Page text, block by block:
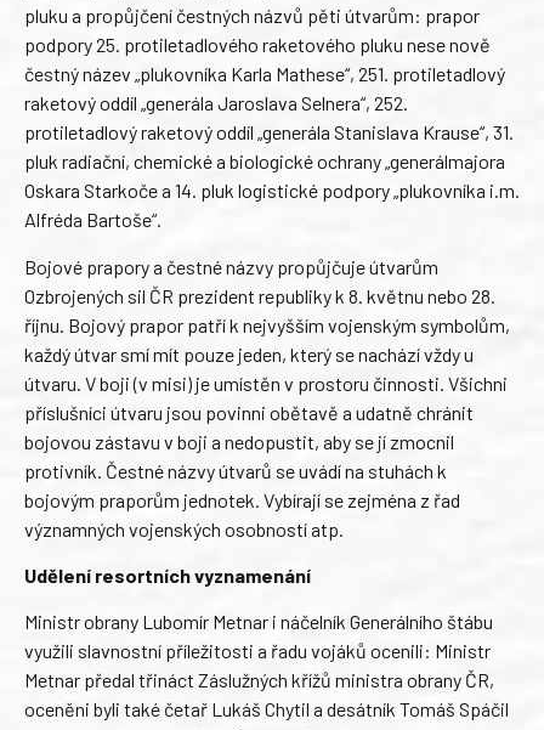
pluku a propůjčení čestných názvů pěti útvarům: prapor
podpory 25. protiletadlového raketového pluku nese nově
čestný název „plukovníka Karla Mathese“, 251. protiletadlový
raketový oddíl „generála Jaroslava Selnera“, 252.
protiletadlový raketový oddíl „generála Stanislava Krause“, 31.
pluk radiační, chemické a biologické ochrany „generálmajora
Oskara Starkoče a 14. pluk logistické podpory „plukovníka i.m.
Alfréda Bartoše“.
Bojové prapory a čestné názvy propůjčuje útvarům
Ozbrojených sil ČR prezident republiky k 8. květnu nebo 28.
říjnu. Bojový prapor patří k nejvyšším vojenským symbolům,
každý útvar smí mít pouze jeden, který se nachází vždy u
útvaru. V boji (v misi) je umístěn v prostoru činnosti. Všichni
příslušníci útvaru jsou povinni obětavě a udatně chránit
bojovou zástavu v boji a nedopustit, aby se jí zmocnil
protivník. Čestné názvy útvarů se uvádí na stuhách k
bojovým praporům jednotek. Vybírají se zejména z řad
významných vojenských osobností atp.
Udělení resortních vyznamenání
Ministr obrany Lubomír Metnar i náčelník Generálního štábu
využili slavnostní příležitosti a řadu vojáků ocenili: Ministr
Metnar předal třináct Záslužných křížů ministra obrany ČR,
oceněni byli také četař Lukáš Chytil a desátník Tomáš Spáčil